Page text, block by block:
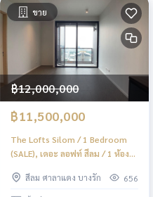
ขาย
฿12,000,000
฿11,500,000
The Lofts Silom / 1 Bedroom
(SALE), เดอะ ลอฟท์ สีลม / 1 ห้อง
สีลม ศาลาแดง บางรัก
656